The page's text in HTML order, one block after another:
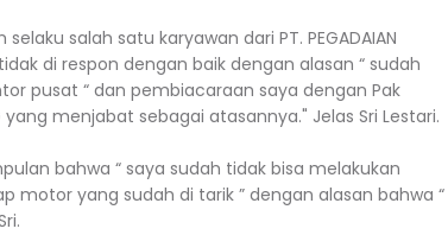
salah satu karyawan dari PT. PEGADAIAN
di respon dengan baik dengan alasan “ sudah
pusat “ dan pembiacaraan saya dengan Pak
menjabat sebagai atasannya." Jelas Sri Lestari.
bahwa “ saya sudah tidak bisa melakukan
motor yang sudah di tarik ” dengan alasan bahwa “